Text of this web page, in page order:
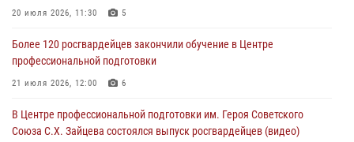
Столичные росгвардейцы задержали мужчину, устроившего дебош
05 августа 2026, 12:39
Московские росгвардейцы обеспечили безопасность проведения
05 августа 2026, 12:35
20 июля 2026, 11:30 5
Более 120 росгвардейцев закончили обучение в Центре
профессиональной подготовки
21 июля 2026, 12:00 6
В Центре профессиональной подготовки им. Героя Советского
Союза С.Х. Зайцева состоялся выпуск росгвардейцев (видео)